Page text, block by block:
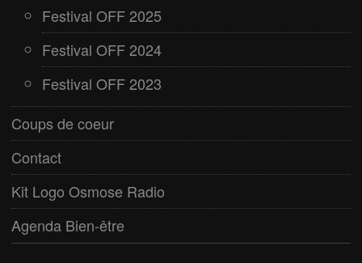
Festival OFF 2025
Festival OFF 2024
Festival OFF 2023
Coups de coeur
Contact
Kit Logo Osmose Radio
Agenda Bien-être